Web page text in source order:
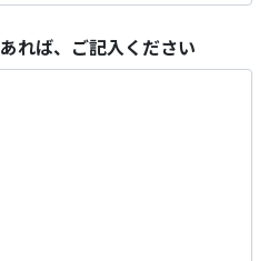
れば、ご記入ください